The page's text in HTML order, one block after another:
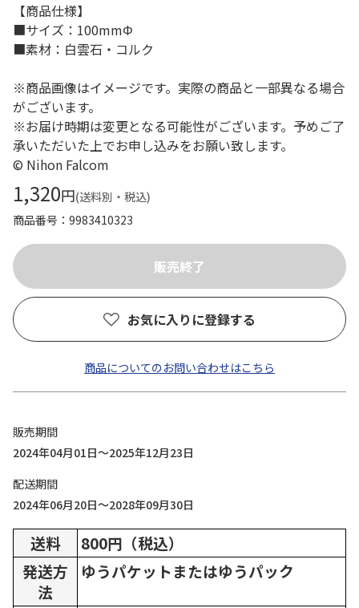
【商品仕様】
■サイズ：100mmΦ
■素材：白雲石・コルク
※商品画像はイメージです。実際の商品と一部異なる場合
がございます。
※お届け時期は変更となる可能性がございます。予めご了
承いただいた上でお申し込みをお願い致します。
© Nihon Falcom
1,320円(送料別・税込)
商品番号
9983410323
お気に入りに登録する
商品についてのお問い合わせはこちら
販売期間
2024年04月01日～2025年12月23日
配送期間
2024年06月20日～2028年09月30日
送料
800円（税込）
発送方
法
ゆうパケットまたはゆうパック